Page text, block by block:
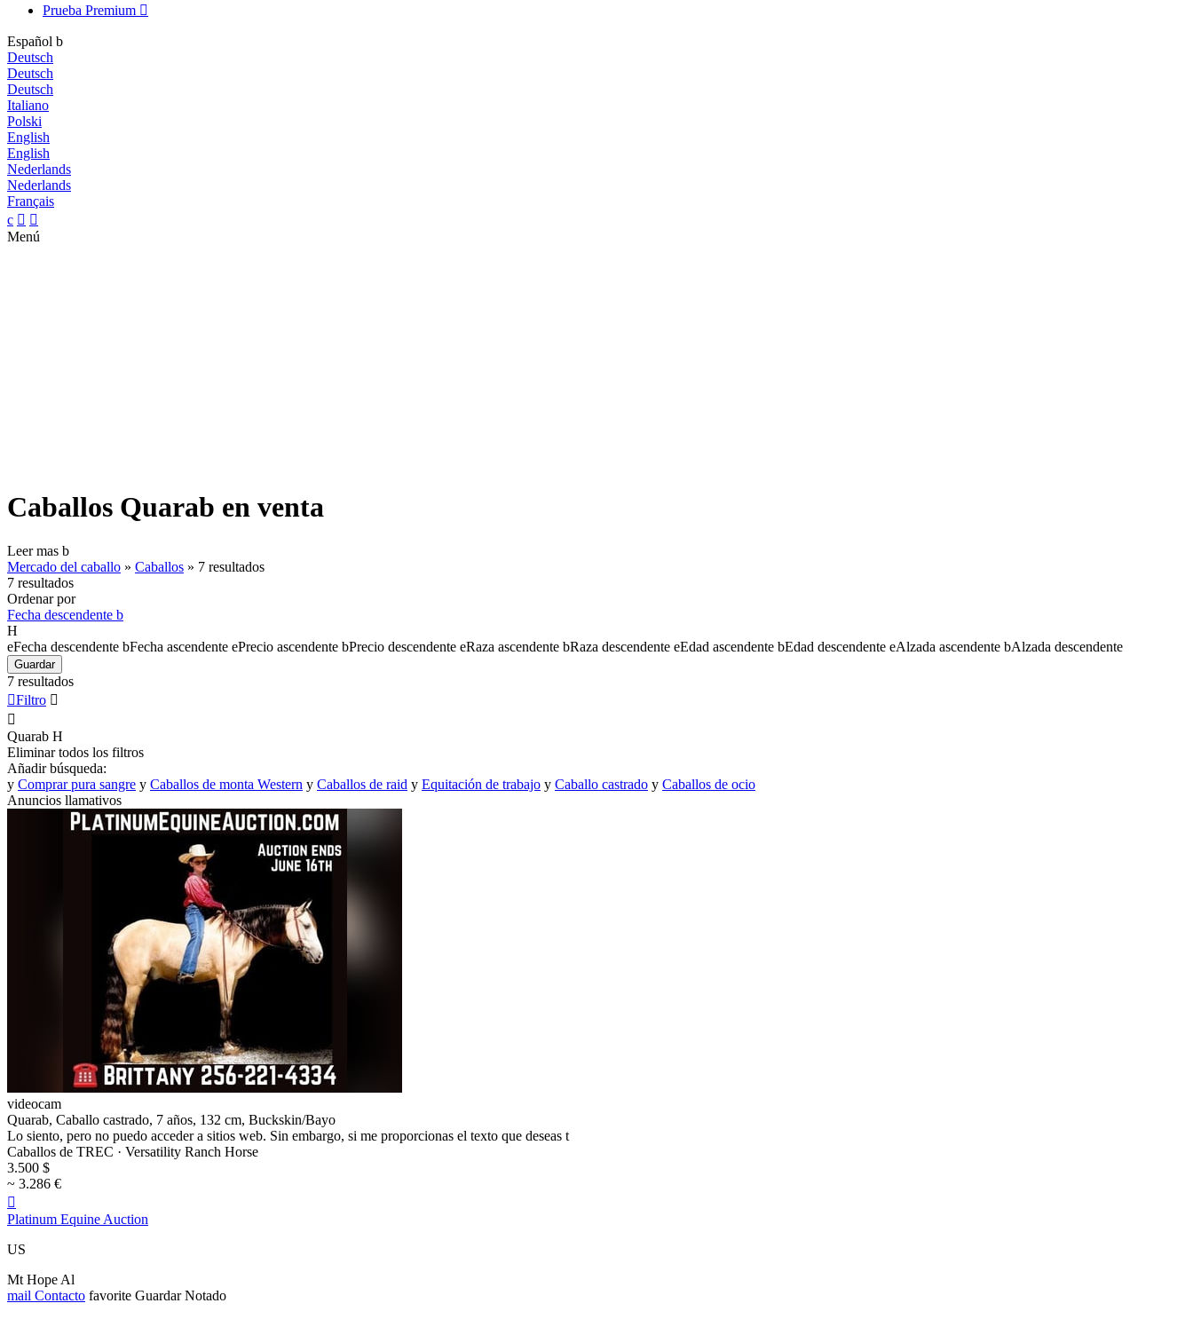
Prueba Premium 
Español b
Deutsch
Deutsch
Deutsch
Italiano
Polski
English
English
Nederlands
Nederlands
Français
c  
Menú
Caballos Quarab en venta
Leer mas b
Mercado del caballo » Caballos » 7 resultados
7 resultados
Ordenar por
Fecha descendente b
H
eFecha descendente bFecha ascendente ePrecio ascendente bPrecio descendente eRaza ascendente bRaza descendente eEdad ascendente bEdad descendente eAlzada ascendente bAlzada descendente
Guardar
7 resultados
Filtro 

Quarab H
Eliminar todos los filtros
Añadir búsqueda:
y Comprar pura sangre y Caballos de monta Western y Caballos de raid y Equitación de trabajo y Caballo castrado y Caballos de ocio
Anuncios llamativos
videocam
Quarab, Caballo castrado, 7 años, 132 cm, Buckskin/Bayo
Lo siento, pero no puedo acceder a sitios web. Sin embargo, si me proporcionas el texto que deseas t
Caballos de TREC · Versatility Ranch Horse
3.500 $
~ 3.286 €

Platinum Equine Auction
US
Mt Hope Al
mail Contacto favorite Guardar Notado